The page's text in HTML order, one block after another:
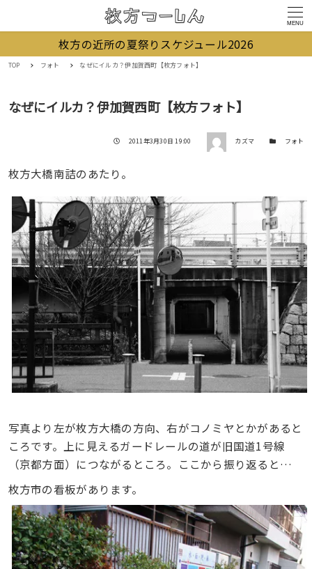
MENU
枚方の近所の夏祭りスケジュール2026
TOP フォト なぜにイルカ？伊加賀西町【枚方フォト】
なぜにイルカ？伊加賀西町【枚方フォト】
投稿日
2011年3月30日 19:00 著者 カズマ カテゴリー
フォト
枚方大橋南詰のあたり。
写真より左が枚方大橋の方向、右がコノミヤとかがあると
ころです。上に見えるガードレールの道が旧国道1号線
（京都方面）につながるところ。
ここから振り返ると…
枚方市の看板があります。